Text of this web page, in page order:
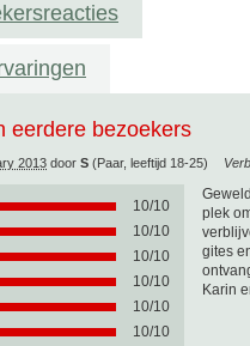
eerdere bezoekers
2013 door S (Paar, leeftijd 18-25)
10/10
10/10
10/10
10/10
10/10
10/10
plek
gites
Karin